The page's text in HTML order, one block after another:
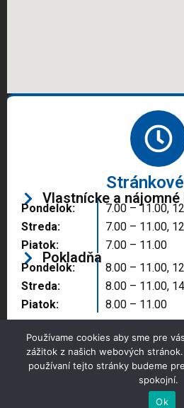
Vlastnícke a nájomné
Pondelok:
Streda:
Piatok:
7.00 – 11.00,
7.00 – 11.00,
7.00 – 11.00
Pokladňa
Pondelok:
Streda:
Piatok:
8.00 – 11.00,
8.00 – 11.00,
8.00 – 11.00
Copyright © 2025 Správa
Používame cookies aby sme pre
zážitok z našich webových
používaní tejto stránky budeme
spokojní.
Ok